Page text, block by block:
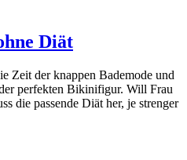
Diät
Zeit der knappen Bademode und
perfekten Bikinifigur. Will Frau
die passende Diät her, je strenger